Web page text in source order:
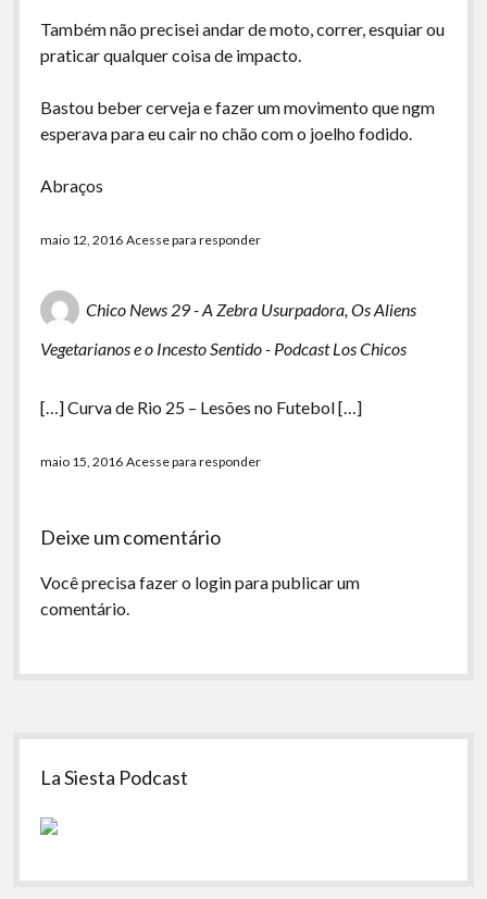
Também não precisei andar de moto, correr, esquiar ou
praticar qualquer coisa de impacto.
Bastou beber cerveja e fazer um movimento que ngm
esperava para eu cair no chão com o joelho fodido.
Abraços
maio 12, 2016 Acesse para responder
Chico News 29 - A Zebra Usurpadora, Os Aliens
Vegetarianos e o Incesto Sentido - Podcast Los Chicos
[…] Curva de Rio 25 – Lesões no Futebol […]
maio 15, 2016 Acesse para responder
Deixe um comentário
Você precisa fazer o loginpara publicar um
comentário.
Sidebar
La Siesta Podcast